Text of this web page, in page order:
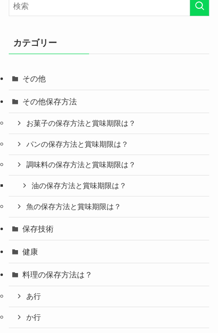
カテゴリー
その他
その他保存方法
お菓子の保存方法と賞味期限は？
パンの保存方法と賞味期限は？
調味料の保存方法と賞味期限は？
油の保存方法と賞味期限は？
魚の保存方法と賞味期限は？
保存技術
健康
料理の保存方法は？
あ行
か行